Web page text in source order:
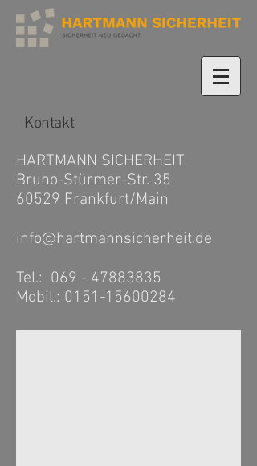
Kontakt
HARTMANN SICHERHEIT
Bruno-Stürmer-Str. 35
60529 Frankfurt/Main
info@hartmannsicherheit.de
Tel.: 069 - 47883835
Mobil.: 0151-15600284